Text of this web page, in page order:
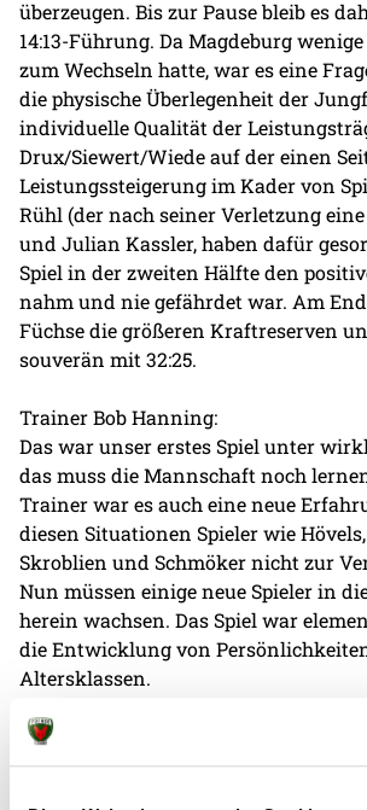
überzeugen. Bis zur Pause bleib es
14:13-Führung. Da Magdeburg
zum Wechseln hatte, war es eine
die physische Überlegenheit der
individuelle Qualität der
Drux/Siewert/Wiede auf der einen
Leistungssteigerung im Kader von
Rühl (der nach seiner Verletzung
und Julian Kassler, haben dafür
Spiel in der zweiten Hälfte den
nahm und nie gefährdet war. Am
Füchse die größeren Kraftreserven
souverän mit 32:25.
Trainer Bob Hanning:
Das war unser erstes Spiel unter
das muss die Mannschaft noch
Trainer war es auch eine neue
diesen Situationen Spieler wie
Skroblien und Schmöker nicht zur
Nun müssen einige neue Spieler in
herein wachsen. Das Spiel war
die Entwicklung von
Altersklassen.
haben unser Tempospiel
Gegenstöße laufen. Das Spiel war